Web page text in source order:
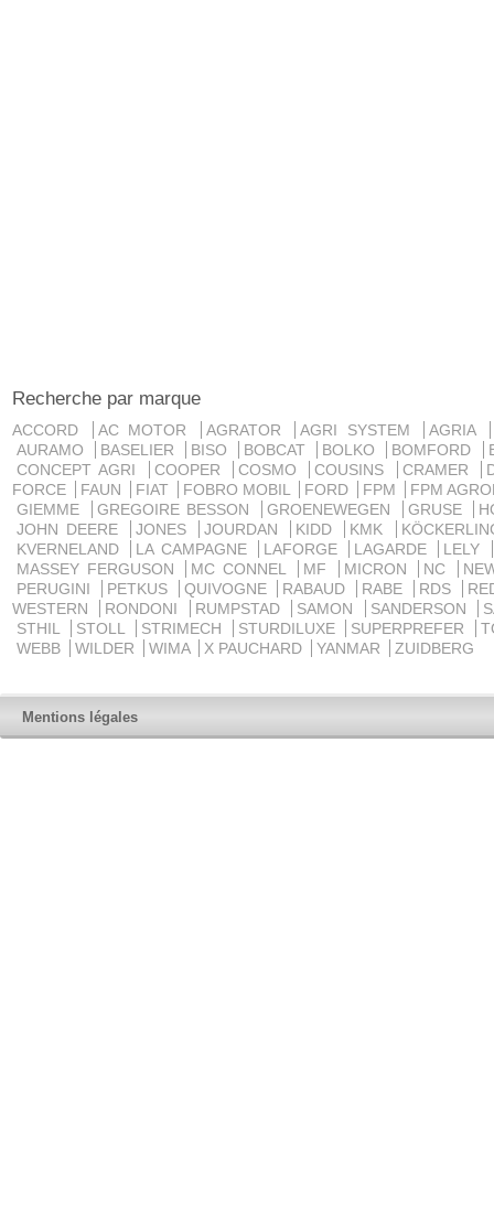
Recherche par marque
ACCORD AC MOTOR AGRATOR AGRI SYSTEM
AGRIA
AURAMO
BASELIER BISO BOBCAT BOLKO BOMFORD
CONCEPT AGRI
COOPER COSMO COUSINS CRAMER
FORCE
FAUN FIAT FOBRO MOBIL FORD FPM
FPM
GIEMME
GREGOIRE BESSON GROENEWEGEN GRUSE
JOHN DEERE
JONES JOURDAN KIDD KMK
KVERNELAND
LA CAMPAGNE LAFORGE LAGARDE
LELY
MASSEY FERGUSON
MC CONNEL MF MICRON NC
PERUGINI
PETKUS QUIVOGNE RABAUD RABE RDS
WESTERN
RONDONI RUMPSTAD SAMON SANDERSON
STHIL
STOLL STRIMECH STURDILUXE SUPERPREFER
WEBB
WILDER WIMA X PAUCHARD YANMAR ZUIDBERG
Mentions légales